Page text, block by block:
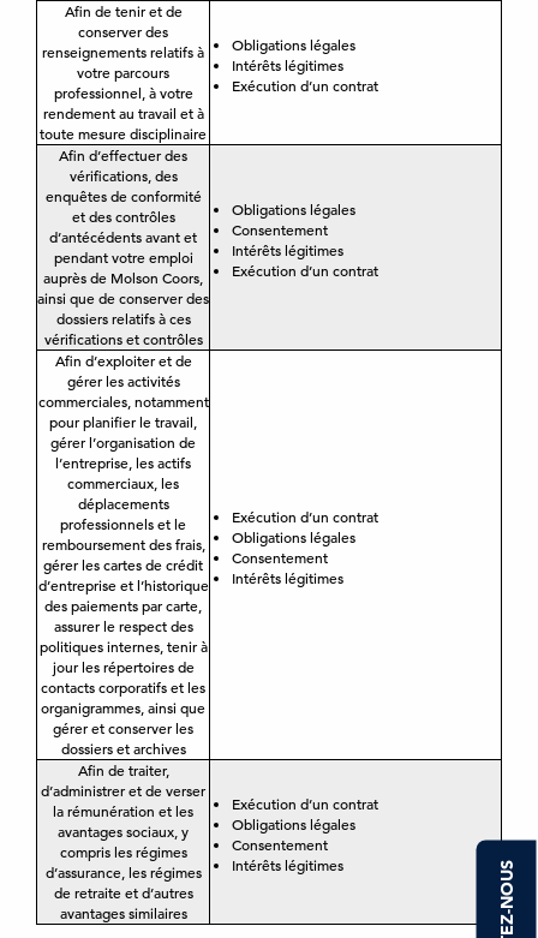
Afin de tenir et de
conserver des
renseignements relatifs à
votre parcours
professionnel, à votre
rendement au travail et à
toute mesure disciplinaire
Obligations légales
Intérêts légitimes
Exécution d’un contrat
Afin d’effectuer des
vérifications, des
enquêtes de conformité
et des contrôles
d’antécédents avant et
pendant votre emploi
auprès de Molson Coors,
ainsi que de conserver des
dossiers relatifs à ces
vérifications et contrôles
Obligations légales
Consentement
Intérêts légitimes
Exécution d’un contrat
Afin d’exploiter et de
gérer les activités
commerciales, notamment
pour planifier le travail,
gérer l’organisation de
l’entreprise, les actifs
commerciaux, les
déplacements
professionnels et le
remboursement des frais,
gérer les cartes de crédit
d’entreprise et l’historique
des paiements par carte,
assurer le respect des
politiques internes, tenir à
jour les répertoires de
contacts corporatifs et les
organigrammes, ainsi que
gérer et conserver les
dossiers et archives
Exécution d’un contrat
Obligations légales
Consentement
Intérêts légitimes
Afin de traiter,
d’administrer et de verser
la rémunération et les
avantages sociaux, y
compris les régimes
d’assurance, les régimes
de retraite et d’autres
avantages similaires
Exécution d’un contrat
Obligations légales
Consentement
Intérêts légitimes